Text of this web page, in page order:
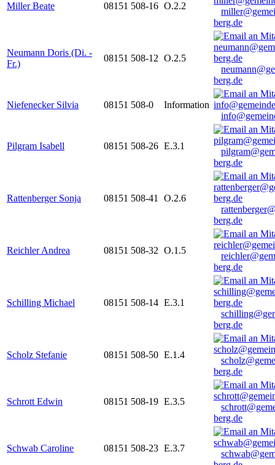
Miller Beate 08151 508-16 O.2.2
berg.de
Neumann Doris (Di. -
Fr.)
08151 508-12 O.2.5
berg.de
Niefenecker Silvia 08151 508-0
Information
Pilgram Isabell 08151 508-26 E.3.1
berg.de
Rattenberger Sonja 08151 508-41
O.2.6
berg.de
Reichler Andrea 08151 508-32 O.1.5
berg.de
Schilling Michael 08151 508-14 E.3.1
berg.de
Scholz Stefanie 08151 508-50 E.1.4
berg.de
Schrott Edwin 08151 508-19 E.3.5
berg.de
Schwab Caroline 08151 508-23 E.3.7